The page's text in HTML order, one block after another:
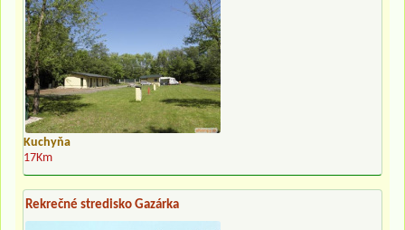
Kuchyňa
17Km
Rekrečné stredisko Gazárka